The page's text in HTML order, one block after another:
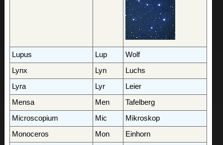
Lupus Lup
Wolf
Lynx
Lyn
Luchs
Lyra
Lyr
Leier
Mensa
Men
Tafelberg
Microscopium
Mic
Mikroskop
Monoceros
Mon
Einhorn